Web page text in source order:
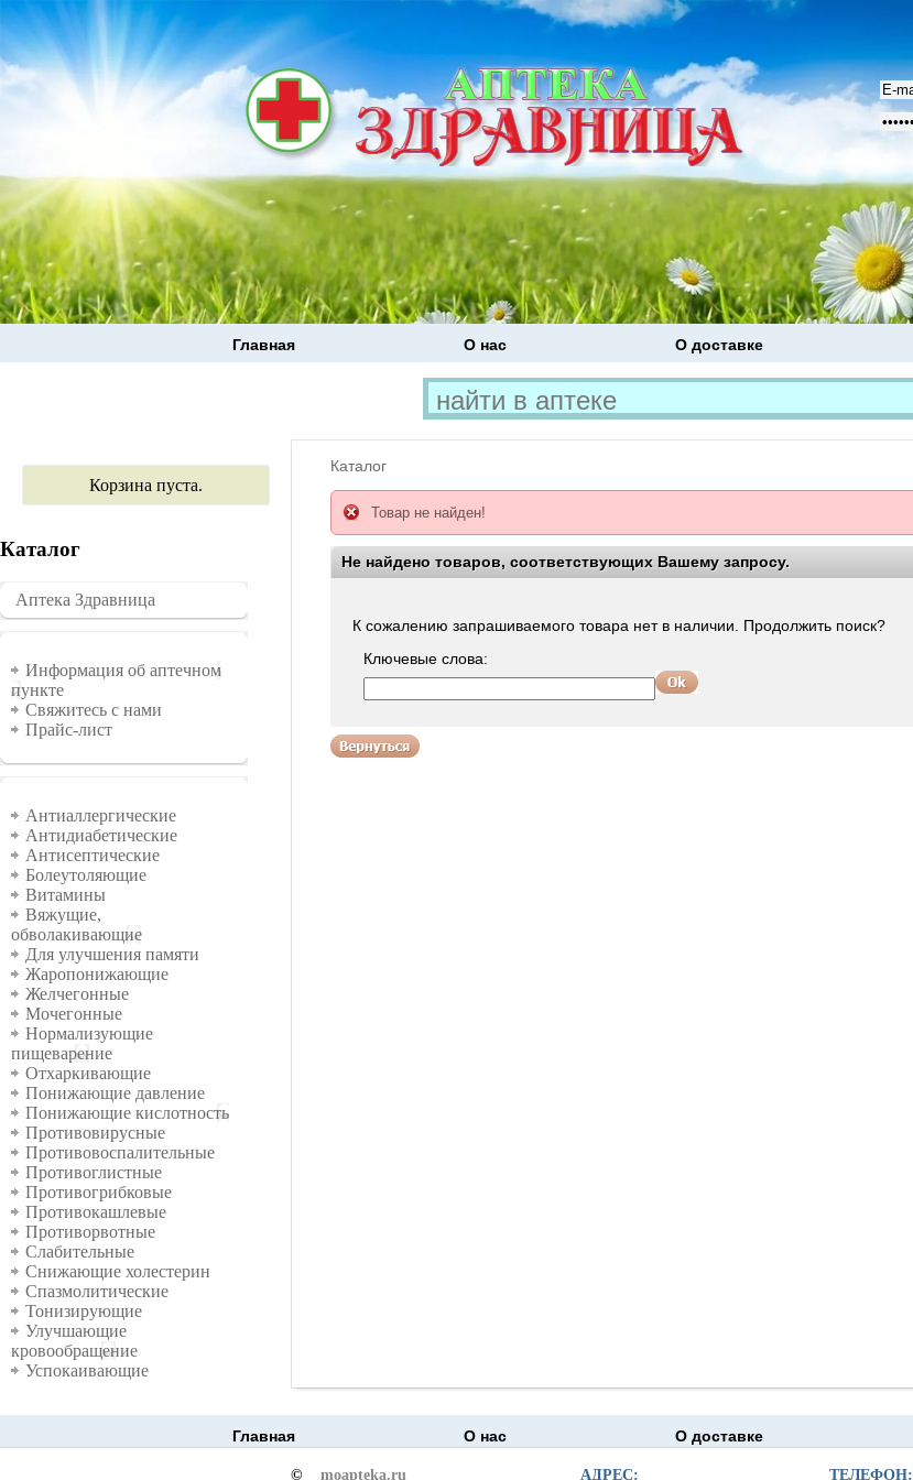
Главная О нас О доставке
Корзина пуста.
Каталог
�������
Аптека Здравница
Информация
Информация об аптечном
пункте
Свяжитесь с нами
Прайс-лист
Группы
Антиаллергические
Антидиабетические
Антисептические
Болеутоляющие
Витамины
Вяжущие,
обволакивающие
Для улучшения памяти
Жаропонижающие
Желчегонные
Мочегонные
Нормализующие
пищеварение
Отхаркивающие
Понижающие давление
Понижающие кислотность
Противовирусные
Противовоспалительные
Противоглистные
Противогрибковые
Противокашлевые
Противорвотные
Слабительные
Снижающие холестерин
Спазмолитические
Тонизирующие
Улучшающие
кровообращение
Успокаивающие
Каталог
Товар не найден!
Не найдено товаров, соответствующих Вашему запросу.
К сожалению запрашиваемого товара нет в наличии. Продолжить поиск?
Ключевые слова:
Главная О нас О доставке
© moapteka.ru АДРЕС: ТЕЛЕФОН: